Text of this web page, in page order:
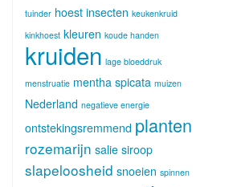
tuinder hoest insecten keukenkruid
kinkhoest kleuren koude handen
kruiden lage bloeddruk
menstruatie mentha spicata muizen
Nederland negatieve energie
ontstekingsremmend planten
rozemarijn salie siroop
slapeloosheid snoeien spinnen